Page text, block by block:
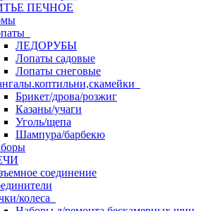
ПЕЧНОЕ
ЛЕДОРУБЫ
Лопаты садовые
Лопаты снеговые
Брикет/дрова/розжиг
Казаны/учаги
Уголь/щепа
Шампура/барбекю
соединение
колеса